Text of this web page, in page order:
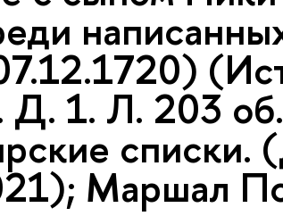
Д. 1. Л. 203
списки.
Маршал